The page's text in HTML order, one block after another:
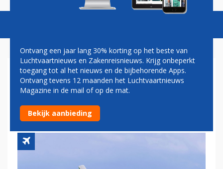
DEAL EMIRATES EN ROLLS-
ROYCE OVER A380-ORDER
NOG NIET ROND
Ontvang een jaar lang 30% korting op het beste van
Luchtvaartnieuws en Zakenreisnieuws. Krijg onbeperkt
toegang tot al het nieuws en de bijbehorende Apps.
Ontvang tevens 12 maanden het Luchtvaartnieuws
Magazine in de mail of op de mat.
Bekijk aanbieding